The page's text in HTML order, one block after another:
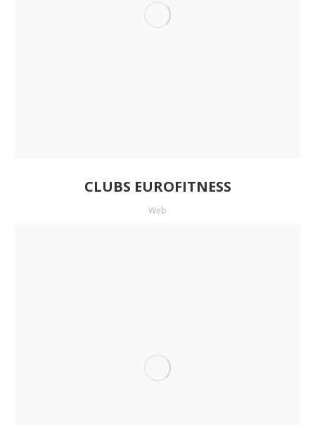
CLUBS EUROFITNESS
Web